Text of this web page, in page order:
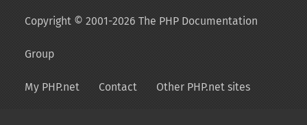
Copyright © 2001-2026 The PHP Documentation
Group
My PHP.net Contact Other PHP.net sites